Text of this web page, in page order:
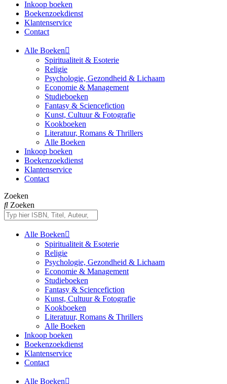
Inkoop boeken
Boekenzoekdienst
Klantenservice
Contact
Alle Boeken
Spiritualiteit & Esoterie
Religie
Psychologie, Gezondheid & Lichaam
Economie & Management
Studieboeken
Fantasy & Sciencefiction
Kunst, Cultuur & Fotografie
Kookboeken
Literatuur, Romans & Thrillers
Alle Boeken
Inkoop boeken
Boekenzoekdienst
Klantenservice
Contact
Zoeken
Zoeken
Alle Boeken
Spiritualiteit & Esoterie
Religie
Psychologie, Gezondheid & Lichaam
Economie & Management
Studieboeken
Fantasy & Sciencefiction
Kunst, Cultuur & Fotografie
Kookboeken
Literatuur, Romans & Thrillers
Alle Boeken
Inkoop boeken
Boekenzoekdienst
Klantenservice
Contact
Alle Boeken